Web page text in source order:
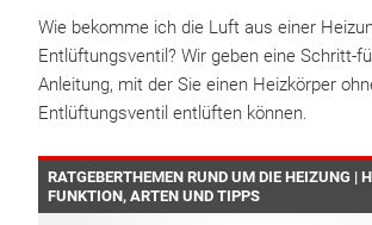
Wie bekomme ich die Luft aus einer
Entlüftungsventil? Wir geben eine Schritt-
Anleitung, mit der Sie einen Heizkörper
Entlüftungsventil entlüften können.
RATGEBERTHEMEN RUND UM DIE HEIZUNG |
FUNKTION, ARTEN UND TIPPS